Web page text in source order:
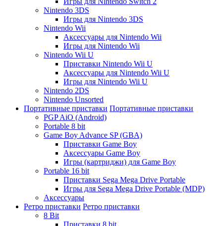
Nintendo 3DS
Игры для Nintendo 3DS
Nintendo Wii
Аксессуары для Nintendo Wii
Игры для Nintendo Wii
Nintendo Wii U
Приставки Nintendo Wii U
Аксессуары для Nintendo Wii U
Игры для Nintendo Wii U
Nintendo 2DS
Nintendo Unsorted
Портативные приставки Портативные приставки
PGP AiO (Android)
Portable 8 bit
Game Boy Advance SP (GBA)
Приставки Game Boy
Аксессуары Game Boy
Игры (картриджи) для Game Boy
Portable 16 bit
Приставки Sega Mega Drive Portable
Игры для Sega Mega Drive Portable (MDP)
Аксессуары
Ретро приставки Ретро приставки
8 Bit
Приставки 8 bit